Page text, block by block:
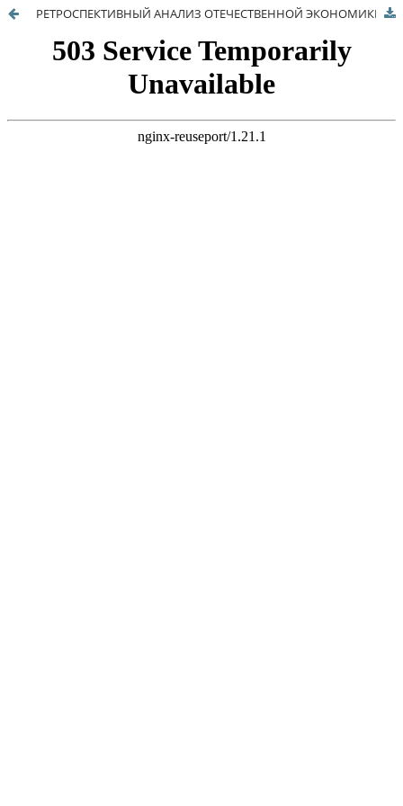
РЕТРОСПЕКТИВНЫЙ АНАЛИЗ ОТЕЧЕСТВЕННОЙ ЭКОНОМИКИ КАК ПУТЬ ПОИСКА ЭФФЕКТИВНОГО ВЕКТОРА РАЗВИТИЯ НА ДОЛГОСРОЧНУЮ ПЕРСПЕКТИВУ